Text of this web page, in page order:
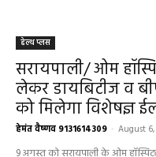
हेल्थ प्लस
सरायपाली/ ओम
लेकर डायबिटीज व
को मिलेगा विशेषज्ञ
हेमंत वैष्णव 9131614309 - August
9 अगस्त को सरायपाली के ओम